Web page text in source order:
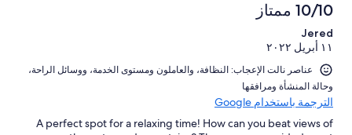
10/10 ممتاز
Jered
١١ أبريل ٢٠٢٢
عناصر نالت الإعجاب: ⁦النظافة⁩، و⁦العاملون ومستوى الخدمة⁩، و⁦وسائل الراحة⁩،
و⁦حالة المنشأة ومرافقها⁩
الترجمة باستخدام Google
A perfect spot for a relaxing time! How can you beat views of